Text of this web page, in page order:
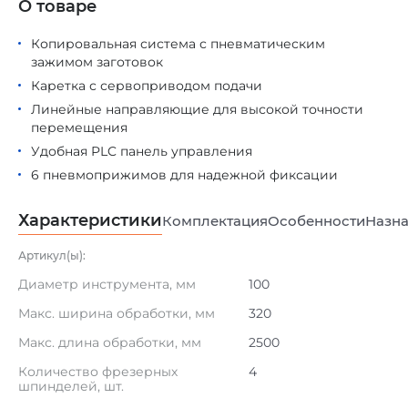
Копировальная система с пневматическим
зажимом заготовок
Каретка с сервоприводом подачи
Линейные направляющие для высокой точности
перемещения
Удобная PLC панель управления
6 пневмоприжимов для надежной фиксации
О товаре
ХарактеристикиКомплектацияОсобенности
Артикул(ы):
Диаметр инструмента, мм
100
Макс. ширина обработки, мм
320
Макс. длина обработки, мм
2500
Количество фрезерных
шпинделей, шт.
4